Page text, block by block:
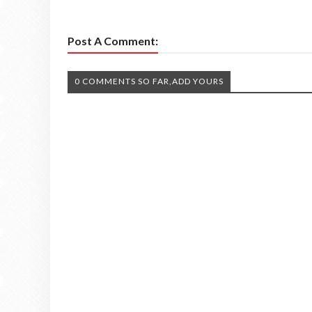
Post A Comment:
0 COMMENTS SO FAR,ADD YOURS